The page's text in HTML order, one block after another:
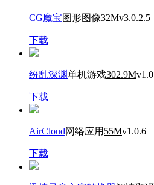
CG魔宝图形图像32Mv3.0.2.5
下载
纷乱深渊单机游戏302.9Mv1.0
下载
AirCloud网络应用 55Mv1.0.6
下载